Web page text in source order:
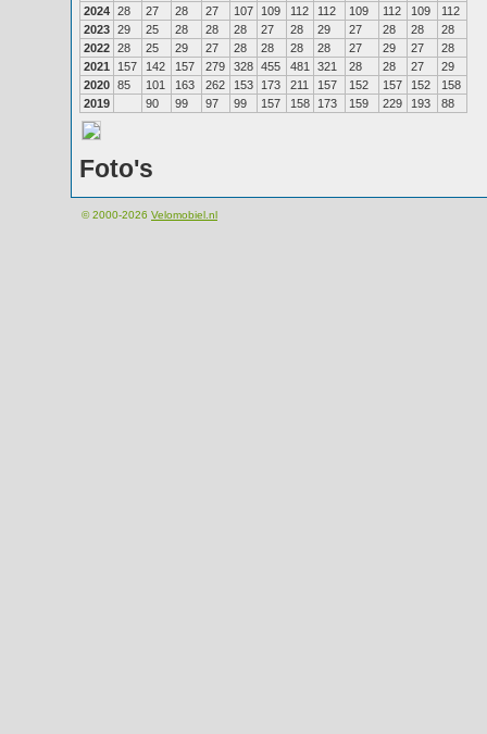
2024 28 27 28 27 107 109 112 112 109 112 109
112
2023 29 25 28 28 28 27 28 29 27 28 28
28
2022 28 25 29 27 28 28 28 28 27 29 27
28
2021
157 142 157 279 328 455 481 321 28 28 27
29
2020 85 101 163 262 153 173 211 157 152 157 152
158
2019
90 99 97 99 157 158 173 159 229 193 88
Foto's
© 2000-2026 Velomobiel.nl